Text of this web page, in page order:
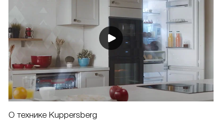
О технике Kuppersberg